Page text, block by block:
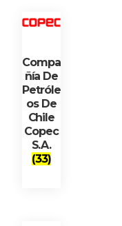
Compa
ñía De
Petróle
os De
Chile
Copec
S.A.
(33)